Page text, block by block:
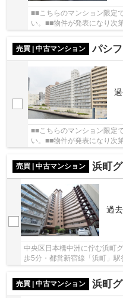
■■こちらのマンション限定
い。■■物件が発表になり次
売買 | 中古マンション パシ
■■こちらのマンション限定
い。■■物件が発表になり次
売買 | 中古マンション 浜町
過
中央区日本橋中洲に佇む浜町
歩5分・都営新宿線「浜町」
売買 | 中古マンション
浜町